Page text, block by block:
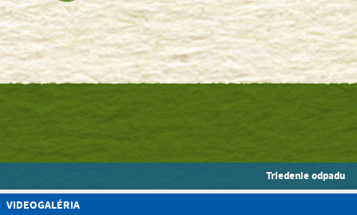
Triedenie odpadu
VIDEOGALÉRIA